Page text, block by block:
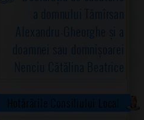
a domnului Tămîrsan
Alexandru-Gheorghe și a
doamnei sau domnișoarei
Nenciu Cătălina Beatrice
Hotărârile Consiliului Local